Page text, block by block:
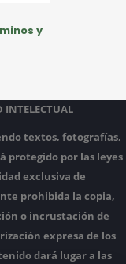
y
INTELECTUAL
textos, fotografías,
protegido por las leyes
exclusiva de
prohibida la copia,
o incrustación de
expresa de los
dará lugar a las